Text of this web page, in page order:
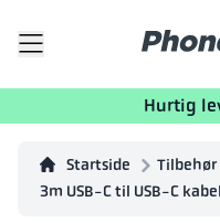
Hurtig
Startside Tilbehør
3m USB-C til USB-C